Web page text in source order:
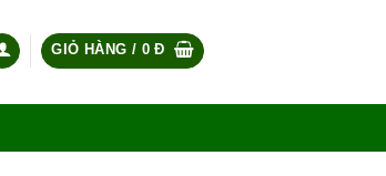
GIỎ HÀNG / 0Đ